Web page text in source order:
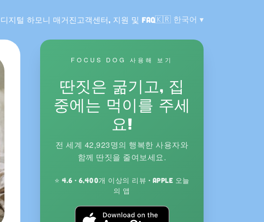
디지털 하모니 매거진 고객센터, 지원 및 FAQ🇰🇷 언어:
한국어
FOCUS DOG 사용해 보기
딴짓은 굶기고, 집
중에는 먹이를 주세
요!
전 세계 42,923명의 행복한 사용자와
함께 딴짓을 줄여보세요.
⭐ 4.6 · 6,400개 이상의 리뷰 · Apple 오늘
의 앱